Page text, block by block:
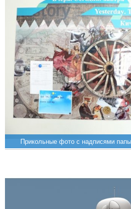
Прикольные фото с надписями